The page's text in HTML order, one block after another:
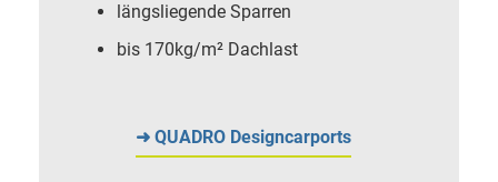
längsliegende Sparren
bis 170kg/m² Dachlast
➜ QUADRO Designcarports